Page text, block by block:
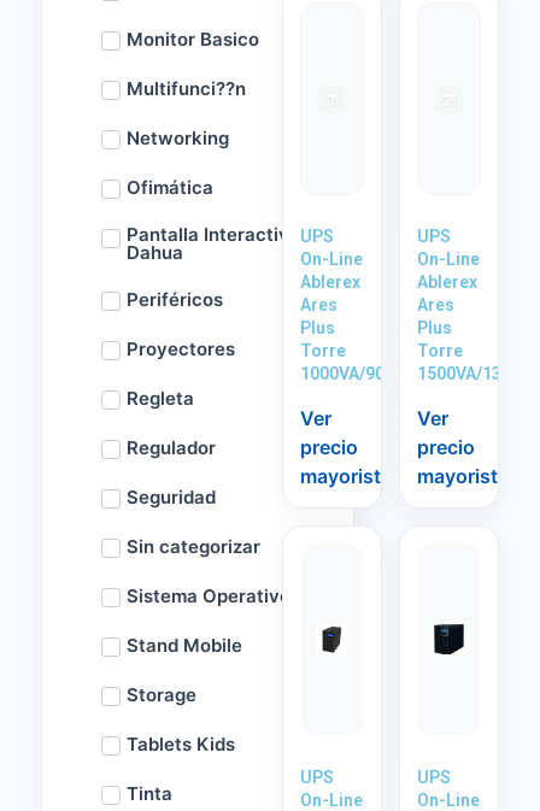
Monitor Basico
Multifunci??n
Networking
Ofimática
Pantalla Interactiva
Dahua
Periféricos
Proyectores
Regleta
Regulador
Seguridad
Sin categorizar
Sistema Operativo
Stand Mobile
Storage
Tablets Kids
Tinta
UPS
On-Line
Ablerex
Ares
Plus
Torre
1000VA/900W
Ver
precio
mayorista
UPS
On-Line
Ablerex
Ares
Plus
Torre
1500VA/1350W
Ver
precio
mayorista
UPS
On-Line
UPS
On-Line